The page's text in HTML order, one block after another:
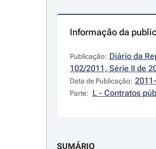
Informação da
Publicação: Diário da
102/2011, Série II de
Data de Publicação:
Parte: L - Contratos
SUMÁRIO